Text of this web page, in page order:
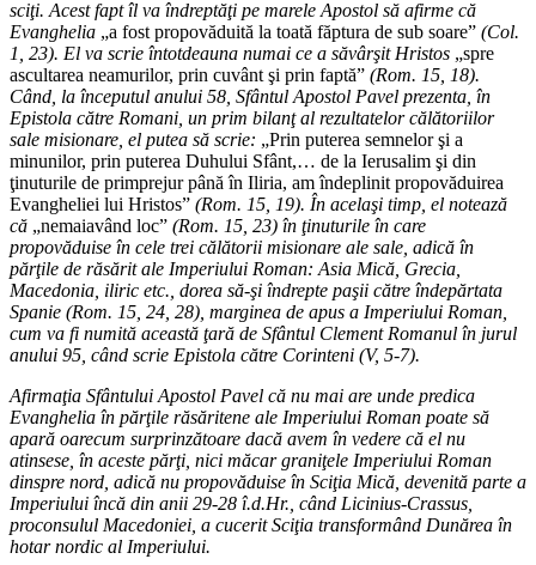
sciţi. Acest fapt îl va îndreptăţi pe marele Apostol să afirme că
Evanghelia „a fost propovăduită la toată făptura de sub soare” (Col.
1, 23). El va scrie întotdeauna numai ce a săvârşit Hristos „spre
ascultarea neamurilor, prin cuvânt şi prin faptă” (Rom. 15, 18).
Când, la începutul anului 58, Sfântul Apostol Pavel prezenta, în
Epistola către Romani, un prim bilanţ al rezultatelor călătoriilor
sale misionare, el putea să scrie: „Prin puterea semnelor şi a
minunilor, prin puterea Duhului Sfânt,… de la Ierusalim şi din
ţinuturile de primprejur până în Iliria, am îndeplinit propovăduirea
Evangheliei lui Hristos” (Rom. 15, 19). În acelaşi timp, el notează
că „nemaiavând loc” (Rom. 15, 23) în ţinuturile în care
propovăduise în cele trei călătorii misionare ale sale, adică în
părţile de răsărit ale Imperiului Roman: Asia Mică, Grecia,
Macedonia, iliric etc., dorea să-şi îndrepte paşii către îndepărtata
Spanie (Rom. 15, 24, 28), marginea de apus a Imperiului Roman,
cum va fi numită această ţară de Sfântul Clement Romanul în jurul
anului 95, când scrie Epistola către Corinteni (V, 5-7).
Afirmaţia Sfântului Apostol Pavel că nu mai are unde predica
Evanghelia în părţile răsăritene ale Imperiului Roman poate să
apară oarecum surprinzătoare dacă avem în vedere că el nu
atinsese, în aceste părţi, nici măcar graniţele Imperiului Roman
dinspre nord, adică nu propovăduise în Sciţia Mică, devenită parte a
Imperiului încă din anii 29-28 î.d.Hr., când Licinius-Crassus,
proconsulul Macedoniei, a cucerit Sciţia transformând Dunărea în
hotar nordic al Imperiului.